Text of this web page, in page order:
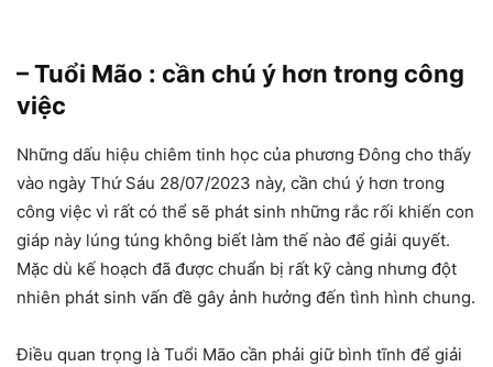
– Tuổi Mão : cần chú ý hơn trong công
việc
Những dấu hiệu chiêm tinh học của phương Đông cho thấy
vào ngày Thứ Sáu 28/07/2023 này, cần chú ý hơn trong
công việc vì rất có thể sẽ phát sinh những rắc rối khiến con
giáp này lúng túng không biết làm thế nào để giải quyết.
Mặc dù kế hoạch đã được chuẩn bị rất kỹ càng nhưng đột
nhiên phát sinh vấn đề gây ảnh hưởng đến tình hình chung.
Điều quan trọng là Tuổi Mão cần phải giữ bình tĩnh để giải